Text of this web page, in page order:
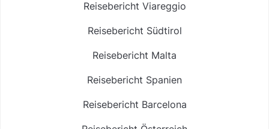
Reisebericht Viareggio
Reisebericht Südtirol
Reisebericht Malta
Reisebericht Spanien
Reisebericht Barcelona